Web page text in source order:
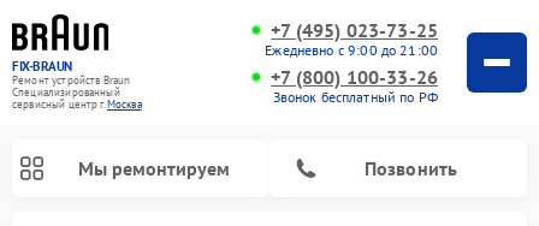
FIX-BRAUN
Ремонт устройств Braun
Специализированный
cервисный центр г.Москва
+7 (495) 023-73-25
Ежедневно с 9:00 до 21:00
+7 (800) 100-33-26
Звонок бесплатный по РФ
Мы ремонтируем Позвонить